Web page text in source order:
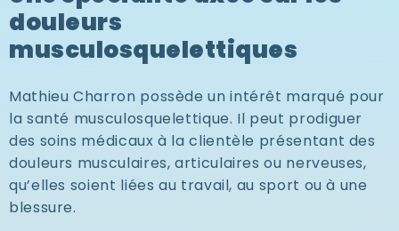
douleurs
musculosquelettiques
Mathieu Charron possède un intérêt marqué pour
la santé musculosquelettique. Il peut prodiguer
des soins médicaux à la clientèle présentant des
douleurs musculaires, articulaires ou nerveuses,
qu’elles soient liées au travail, au sport ou à une
blessure.